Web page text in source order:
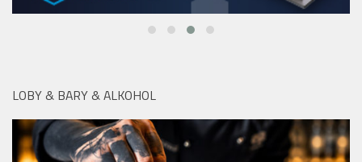
LOBY & BARY & ALKOHOL